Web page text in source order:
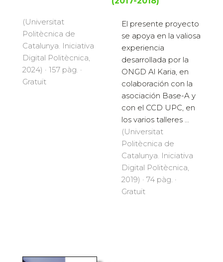
(Universitat
Politècnica de
Catalunya. Iniciativa
Digital Politècnica,
2024) · 157 pàg. ·
Gratuït
El presente proyecto
se apoya en la valiosa
experiencia
desarrollada por la
ONGD Al Karia, en
colaboración con la
asociación Base-A y
con el CCD UPC, en
los varios talleres ...
(Universitat
Politècnica de
Catalunya. Iniciativa
Digital Politècnica,
2019) · 74 pàg. ·
Gratuït